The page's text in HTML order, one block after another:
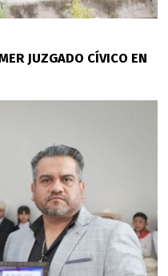
JUZGADO CÍVICO EN